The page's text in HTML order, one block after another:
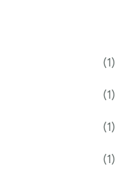
(1)
(1)
(1)
(1)